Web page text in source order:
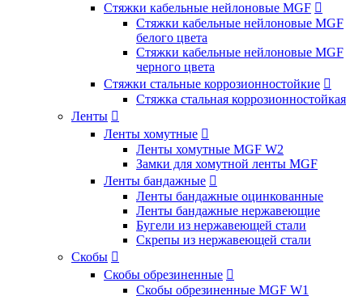
Стяжки кабельные нейлоновые MGF 
Стяжки кабельные нейлоновые MGF
белого цвета
Стяжки кабельные нейлоновые MGF
черного цвета
Стяжки стальные коррозионностойкие 
Стяжка стальная коррозионностойкая
Ленты 
Ленты хомутные 
Ленты хомутные MGF W2
Замки для хомутной ленты MGF
Ленты бандажные 
Ленты бандажные оцинкованные
Ленты бандажные нержавеющие
Бугели из нержавеющей стали
Скрепы из нержавеющей стали
Скобы 
Скобы обрезиненные 
Скобы обрезиненные MGF W1